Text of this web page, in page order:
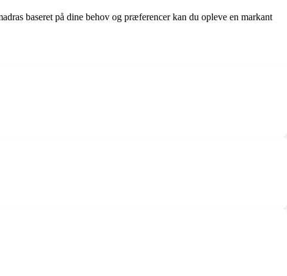
baseret på dine behov og præferencer kan du opleve en markant